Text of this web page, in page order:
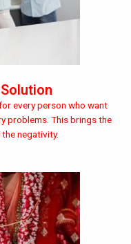
every person who want
problems. This brings the
negativity.